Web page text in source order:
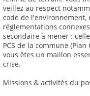
veillez au respect
code de l'environnement,
réglementations
secondaire à mener :
PCS de la commune
vous êtes un maillon
crise.
Missions & activités du